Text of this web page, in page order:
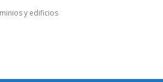
y edificios